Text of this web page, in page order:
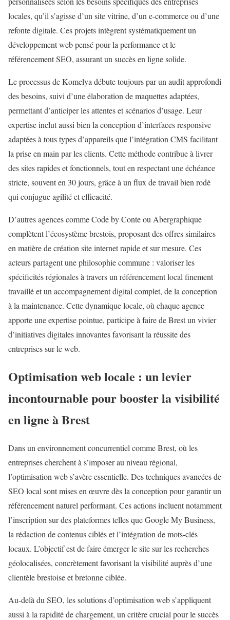
locales, qu’il s’agisse d’un site vitrine, d’un e-commerce ou d’une
refonte digitale. Ces projets intègrent systématiquement un
développement web pensé pour la performance et le
référencement SEO, assurant un succès en ligne solide.
Le processus de Komelya débute toujours par un audit approfondi
des besoins, suivi d’une élaboration de maquettes adaptées,
permettant d’anticiper les attentes et scénarios d’usage. Leur
expertise inclut aussi bien la conception d’interfaces responsive
adaptées à tous types d’appareils que l’intégration CMS facilitant
la prise en main par les clients. Cette méthode contribue à livrer
des sites rapides et fonctionnels, tout en respectant une échéance
stricte, souvent en 30 jours, grâce à un flux de travail bien rodé
qui conjugue agilité et efficacité.
D’autres agences comme Code by Conte ou Abergraphique
complètent l’écosystème brestois, proposant des offres similaires
en matière de création site internet rapide et sur mesure. Ces
acteurs partagent une philosophie commune : valoriser les
spécificités régionales à travers un référencement local finement
travaillé et un accompagnement digital complet, de la conception
à la maintenance. Cette dynamique locale, où chaque agence
apporte une expertise pointue, participe à faire de Brest un vivier
d’initiatives digitales innovantes favorisant la réussite des
entreprises sur le web.
Optimisation web locale : un levier
incontournable pour booster la visibilité
en ligne à Brest
Dans un environnement concurrentiel comme Brest, où les
entreprises cherchent à s’imposer au niveau régional,
l’optimisation web s’avère essentielle. Des techniques avancées de
SEO local sont mises en œuvre dès la conception pour garantir un
référencement naturel performant. Ces actions incluent notamment
l’inscription sur des plateformes telles que Google My Business,
la rédaction de contenus ciblés et l’intégration de mots-clés
locaux. L’objectif est de faire émerger le site sur les recherches
géolocalisées, concrètement favorisant la visibilité auprès d’une
clientèle brestoise et bretonne ciblée.
Au-delà du SEO, les solutions d’optimisation web s’appliquent
aussi à la rapidité de chargement, un critère crucial pour le succès